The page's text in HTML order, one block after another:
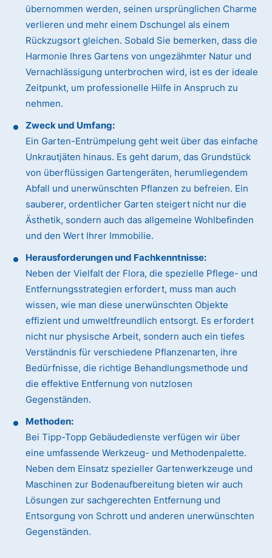
übernommen werden, seinen ursprünglichen Charme
verlieren und mehr einem Dschungel als einem
Rückzugsort gleichen. Sobald Sie bemerken, dass die
Harmonie Ihres Gartens von ungezähmter Natur und
Vernachlässigung unterbrochen wird, ist es der ideale
Zeitpunkt, um professionelle Hilfe in Anspruch zu
nehmen.
Zweck und Umfang:
Ein Garten-Entrümpelung geht weit über das einfache
Unkrautjäten hinaus. Es geht darum, das Grundstück
von überflüssigen Gartengeräten, herumliegendem
Abfall und unerwünschten Pflanzen zu befreien. Ein
sauberer, ordentlicher Garten steigert nicht nur die
Ästhetik, sondern auch das allgemeine Wohlbefinden
und den Wert Ihrer Immobilie.
Herausforderungen und Fachkenntnisse:
Neben der Vielfalt der Flora, die spezielle Pflege- und
Entfernungsstrategien erfordert, muss man auch
wissen, wie man diese unerwünschten Objekte
effizient und umweltfreundlich entsorgt. Es erfordert
nicht nur physische Arbeit, sondern auch ein tiefes
Verständnis für verschiedene Pflanzenarten, ihre
Bedürfnisse, die richtige Behandlungsmethode und
die effektive Entfernung von nutzlosen
Gegenständen.
Methoden:
Bei Tipp-Topp Gebäudedienste verfügen wir über
eine umfassende Werkzeug- und Methodenpalette.
Neben dem Einsatz spezieller Gartenwerkzeuge und
Maschinen zur Bodenaufbereitung bieten wir auch
Lösungen zur sachgerechten Entfernung und
Entsorgung von Schrott und anderen unerwünschten
Gegenständen.